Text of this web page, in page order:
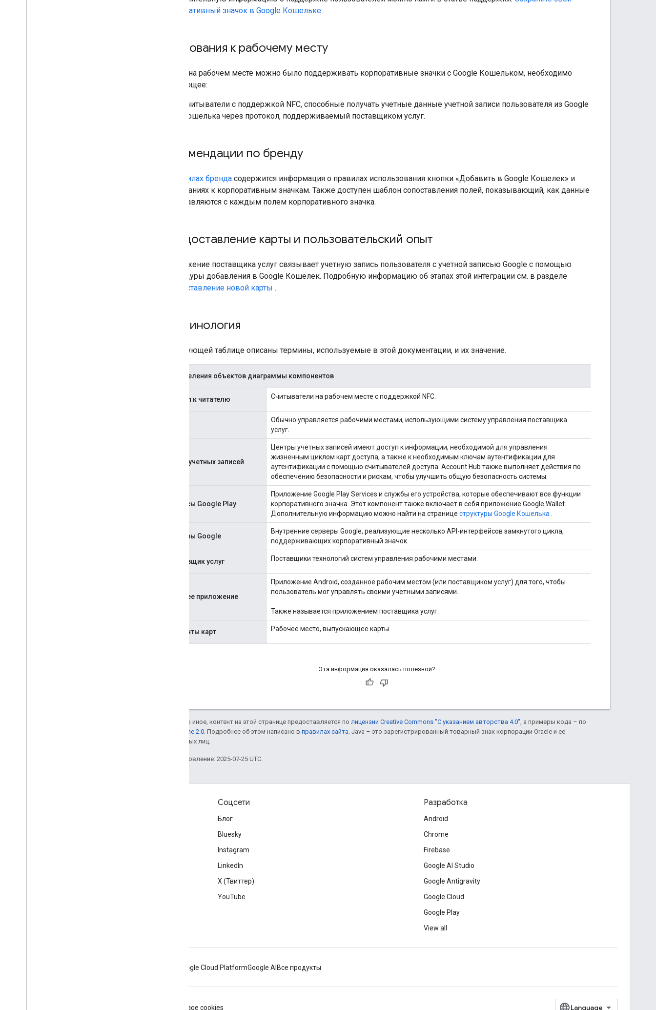
корпоративный значок в Google Кошельке .
Требования к рабочему месту
Чтобы на рабочем месте можно было поддерживать корпоративные значки с Google Кошельком, необходимо
следующее:
Считыватели с поддержкой NFC, способные получать учетные данные учетной записи пользователя из Google
Кошелька через протокол, поддерживаемый поставщиком услуг.
Рекомендации по бренду
В правилах бренда содержится информация о правилах использования кнопки «Добавить в Google Кошелек» и
требованиях к корпоративным значкам. Также доступен шаблон сопоставления полей, показывающий, как данные
сопоставляются с каждым полем корпоративного значка.
Предоставление карты и пользовательский опыт
Приложение поставщика услуг связывает учетную запись пользователя с учетной записью Google с помощью
процедуры добавления в Google Кошелек. Подробную информацию об этапах этой интеграции см. в разделе
Предоставление новой карты .
Терминология
В следующей таблице описаны термины, используемые в этой документации, и их значение.
Определения объектов диаграммы компонентов
Доступ к читателю Считыватели на рабочем месте с поддержкой NFC.
Обычно управляется рабочими местами, использующими систему управления поставщика
услуг.
Центр учетных записей
Центры учетных записей имеют доступ к информации, необходимой для управления
жизненным циклом карт доступа, а также к необходимым ключам аутентификации для
аутентификации с помощью считывателей доступа. Account Hub также выполняет действия по
обеспечению безопасности и рискам, чтобы улучшить общую безопасность системы.
Сервисы Google Play
Приложение Google Play Services и службы его устройства, которые обеспечивают все функции
корпоративного значка. Этот компонент также включает в себя приложение Google Wallet.
Дополнительную информацию можно найти на странице структуры Google Кошелька
Серверы Google
Внутренние серверы Google, реализующие несколько API-интерфейсов замкнутого цикла,
поддерживающих корпоративный значок.
Поставщик услуг Поставщики технологий систем управления рабочими местами.
Рабочее приложение
Приложение Android, созданное рабочим местом (или поставщиком услуг) для того, чтобы
пользователь мог управлять своими учетными записями.
Также называется приложением поставщика услуг.
Эмитенты карт Рабочее место, выпускающее карты.
Эта информация оказалась полезной?
Если не указано иное, контент на этой странице предоставляется по лицензии Creative Commons "С указанием авторства 4.0" , а примеры кода – по
лицензии Apache 2.0 . Подробнее об этом написано в правилах сайта . Java – это зарегистрированный товарный знак корпорации Oracle и ее
аффилированных лиц.
Последнее обновление: 2025-07-25 UTC.
Соцсети
Блог
Bluesky
Instagram
LinkedIn
X (Твиттер)
YouTube
Разработка
Android
Chrome
Firebase
Google AI Studio
Google Antigravity
Google Cloud
Google Play
View all
Google Cloud PlatformGoogle AI Все продукты
Manage cookies